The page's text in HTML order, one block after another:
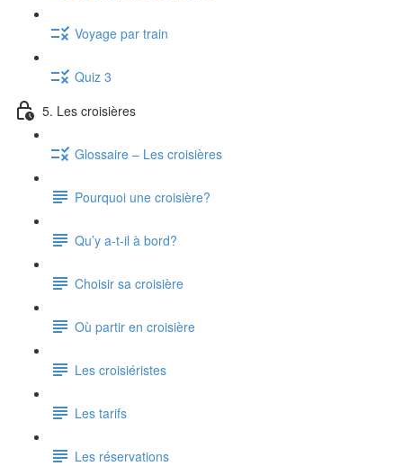
Voyage par train
Quiz 3
5. Les croisières
Glossaire – Les croisières
Pourquoi une croisière?
Qu’y a-t-il à bord?
Choisir sa croisière
Où partir en croisière
Les croisiéristes
Les tarifs
Les réservations